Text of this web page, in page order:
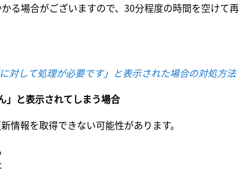
る場合がございますので、30分程度の時間を空けて再
対して処理が必要です」と表示された場合の対処方法
」と表示されてしまう場合
情報を取得できない可能性があります。